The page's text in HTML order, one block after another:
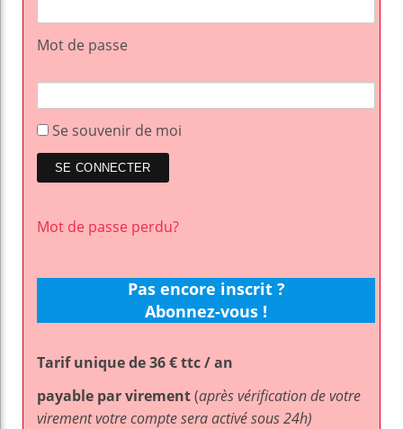
Mot de passe
Se souvenir de moi
Mot de passe perdu?
Pas encore inscrit ?
Abonnez-vous !
Tarif unique de 36 € ttc / an
payable par virement(après vérification de votre
virement votre compte sera activé sous 24h)